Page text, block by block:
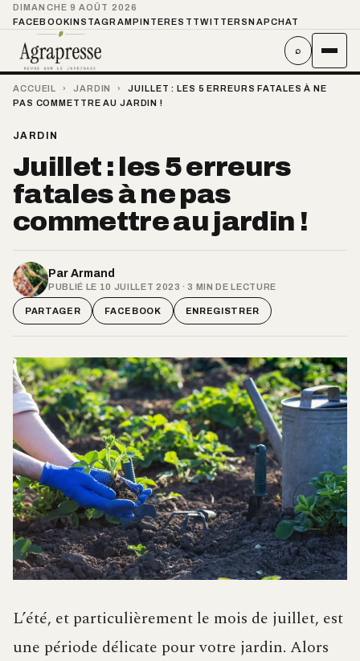
DIMANCHE 9 AOÛT 2026
FACEBOOKINSTAGRAMPINTEREST TWITTER SNAPCHAT
⌕
ACCUEIL › JARDIN ›
JUILLET : LES 5 ERREURS FATALES À NE
PAS COMMETTRE AU JARDIN !
JARDIN
Juillet : les 5 erreurs
fatales à ne pas
commettre au jardin !
Par Armand
PUBLIÉ LE 10 JUILLET 2023 · 3 MIN DE LECTURE
PARTAGER FACEBOOK ENREGISTRER
L’été, et particulièrement le mois de juillet, est
une période délicate pour votre jardin. Alors